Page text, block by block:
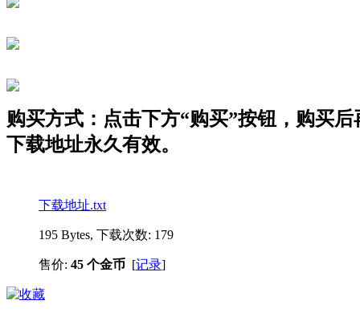
购买方式：点击下方“购买”按钮，购买
下载地址永久有效。
下载地址.txt
195 Bytes, 下载次数: 179
售价: 45 个金币 [记录]